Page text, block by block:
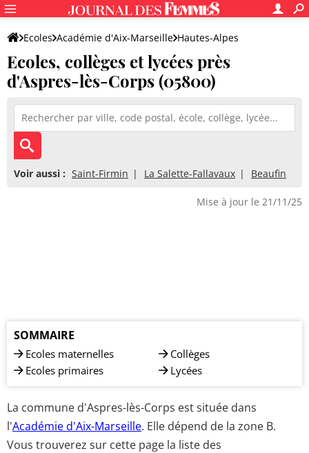
Ecoles Académie d'Aix-Marseille Hautes-Alpes
Ecoles, collèges et lycées près
d'Aspres-lès-Corps (05800)
Voir aussi : Saint-Firmin La Salette-Fallavaux Beaufin
Mise à jour le 21/11/25
SOMMAIRE
Ecoles maternelles
Ecoles primaires
Collèges
Lycées
La commune d'Aspres-lès-Corps est située dans
l'Académie d'Aix-Marseille. Elle dépend de la zone B.
Vous trouverez sur cette page la liste des